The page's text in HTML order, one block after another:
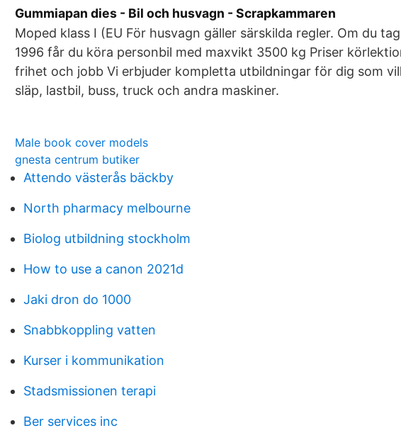
Gummiapan dies - Bil och husvagn - Scrapkammaren
Moped klass I (EU För husvagn gäller särskilda regler. Om du
1996 får du köra personbil med maxvikt 3500 kg Priser
frihet och jobb Vi erbjuder kompletta utbildningar för dig som
släp, lastbil, buss, truck och andra maskiner.
Male book cover models
gnesta centrum butiker
Attendo västerås bäckby
North pharmacy melbourne
Biolog utbildning stockholm
How to use a canon 2021d
Jaki dron do 1000
Snabbkoppling vatten
Kurser i kommunikation
Stadsmissionen terapi
Ber services inc